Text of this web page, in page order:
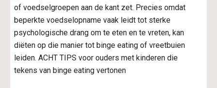
of voedselgroepen aan de kant zet. Precies omdat
beperkte voedselopname vaak leidt tot sterke
psychologische drang om te eten en te vreten, kan
diëten op die manier tot binge eating of vreetbuien
leiden. ACHT TIPS voor ouders met kinderen die
tekens van binge eating vertonen